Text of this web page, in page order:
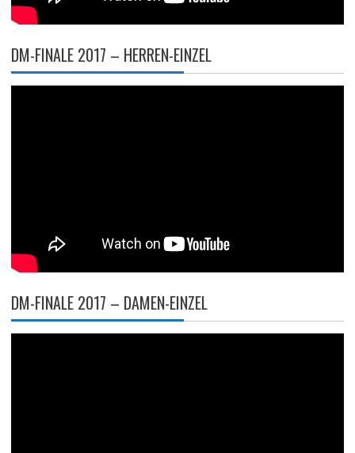
DM-FINALE 2017 – HERREN-EINZEL
DM-FINALE 2017 – DAMEN-EINZEL